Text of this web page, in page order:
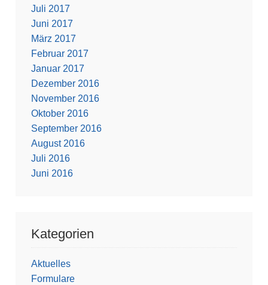
Juli 2017
Juni 2017
März 2017
Februar 2017
Januar 2017
Dezember 2016
November 2016
Oktober 2016
September 2016
August 2016
Juli 2016
Juni 2016
Kategorien
Aktuelles
Formulare